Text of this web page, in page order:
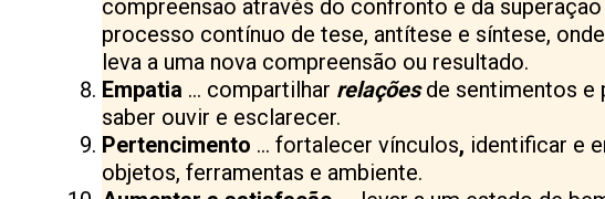
compreensão através do confronto e da
processo contínuo de tese, antítese e síntese,
leva a uma nova compreensão ou resultado.
Empatia … compartilhar relações de sentimentos e
saber ouvir e esclarecer.
Pertencimento … fortalecer vínculos, identificar e
objetos, ferramentas e ambiente.